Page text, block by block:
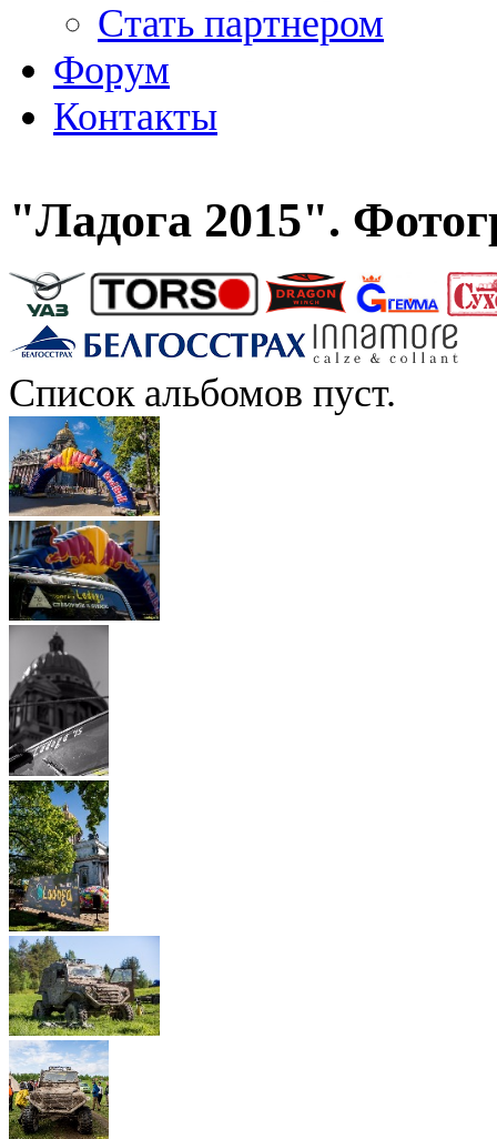
Стать партнером
Форум
Контакты
"Ладога 2015".
Список альбомов пуст.